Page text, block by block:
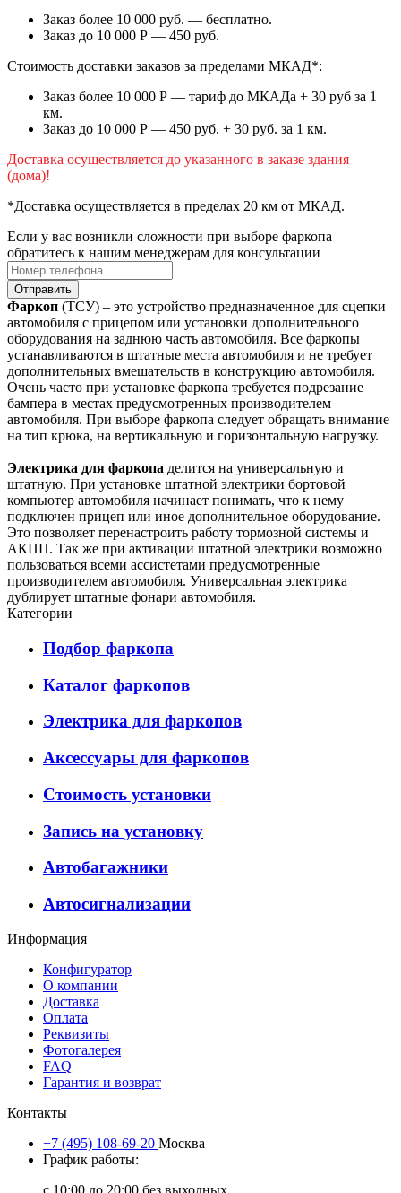
Заказ более 10 000 руб. — бесплатно.
Заказ до 10 000 Р — 450 руб.
Стоимость доставки заказов за пределами МКАД*:
Заказ более 10 000 Р — тариф до МКАДа + 30 руб за 1
км.
Заказ до 10 000 Р — 450 руб. + 30 руб. за 1 км.
Доставка осуществляется до указанного в заказе здания
(дома)!
*Доставка осуществляется в пределах 20 км от МКАД.
Если у вас возникли сложности при выборе фаркопа
обратитесь к нашим менеджерам для консультации
Отправить
Фаркоп (ТСУ) – это устройство предназначенное для сцепки
автомобиля с прицепом или установки дополнительного
оборудования на заднюю часть автомобиля. Все фаркопы
устанавливаются в штатные места автомобиля и не требует
дополнительных вмешательств в конструкцию автомобиля.
Очень часто при установке фаркопа требуется подрезание
бампера в местах предусмотренных производителем
автомобиля. При выборе фаркопа следует обращать внимание
на тип крюка, на вертикальную и горизонтальную нагрузку.
Электрика для фаркопа делится на универсальную и
штатную. При установке штатной электрики бортовой
компьютер автомобиля начинает понимать, что к нему
подключен прицеп или иное дополнительное оборудование.
Это позволяет перенастроить работу тормозной системы и
АКПП. Так же при активации штатной электрики возможно
пользоваться всеми ассистетами предусмотренные
производителем автомобиля. Универсальная электрика
дублирует штатные фонари автомобиля.
Категории
Подбор фаркопа
Каталог фаркопов
Электрика для фаркопов
Аксессуары для фаркопов
Стоимость установки
Запись на установку
Автобагажники
Автосигнализации
Информация
Конфигуратор
О компании
Доставка
Оплата
Реквизиты
Фотогалерея
FAQ
Гарантия и возврат
Контакты
+7 (495) 108-69-20 Москва
График работы:
с 10:00 до 20:00 без выходных